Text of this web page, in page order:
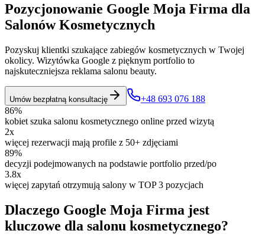
Pozycjonowanie Google Moja Firma dla
Salonów Kosmetycznych
Pozyskuj klientki szukające zabiegów kosmetycznych w Twojej
okolicy. Wizytówka Google z pięknym portfolio to
najskuteczniejsza reklama salonu beauty.
Umów bezpłatną konsultację
+48 693 076 188
86%
kobiet szuka salonu kosmetycznego online przed wizytą
2x
więcej rezerwacji mają profile z 50+ zdjęciami
89%
decyzji podejmowanych na podstawie portfolio przed/po
3.8x
więcej zapytań otrzymują salony w TOP 3 pozycjach
Dlaczego Google Moja Firma jest
kluczowe dla salonu kosmetycznego?